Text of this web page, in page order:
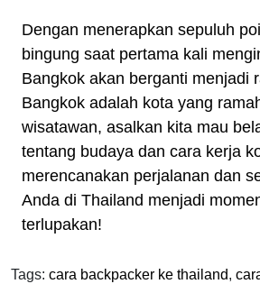
Dengan menerapkan sepuluh
bingung saat pertama kali
Bangkok akan berganti menjadi
Bangkok adalah kota yang
wisatawan, asalkan kita mau
tentang budaya dan cara kerja
merencanakan perjalanan dan
Anda di Thailand menjadi
terlupakan!
Tags: cara backpacker ke thailand,